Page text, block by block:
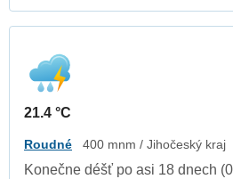
21.4 °C
Roudné 400 mnm / Jihočeský kraj
Konečne déšť po asi 18 dnech